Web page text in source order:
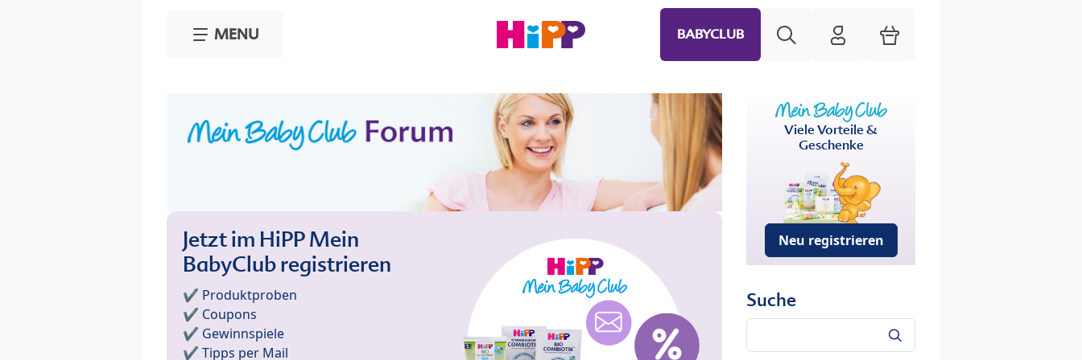
MENU BABYCLUB HiPP Mein Babyclub
Warenkorb
Jetzt im HiPP Mein
BabyClub registrieren
✔️ Produktproben
✔️ Coupons
✔️ Gewinnspiele
✔️ Tipps per Mail
Viele Vorteile &
Geschenke
Neu registrieren
Suche